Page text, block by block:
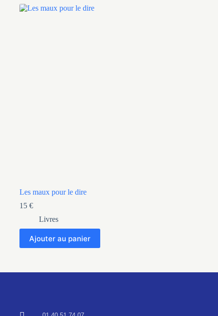
Les maux pour le dire
15 €
Livres
Ajouter au panier